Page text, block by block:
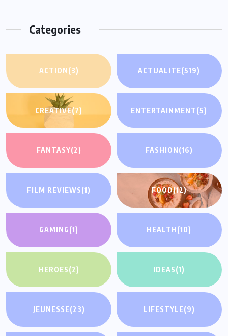
Categories
ACTION(3) ACTUALITE(519)
CREATIVE(7) ENTERTAINMENT(5)
FANTASY(2) FASHION(16)
FILM REVIEWS(1) FOOD(12)
GAMING(1) HEALTH(10)
HEROES(2) IDEAS(1)
JEUNESSE(23) LIFESTYLE(9)